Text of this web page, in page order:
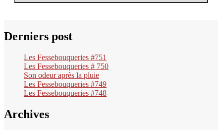
Derniers post
Les Fessebouqueries #751
Les Fessebouqueries # 750
Son odeur après la pluie
Les Fessebouqueries #749
Les Fessebouqueries #748
Archives